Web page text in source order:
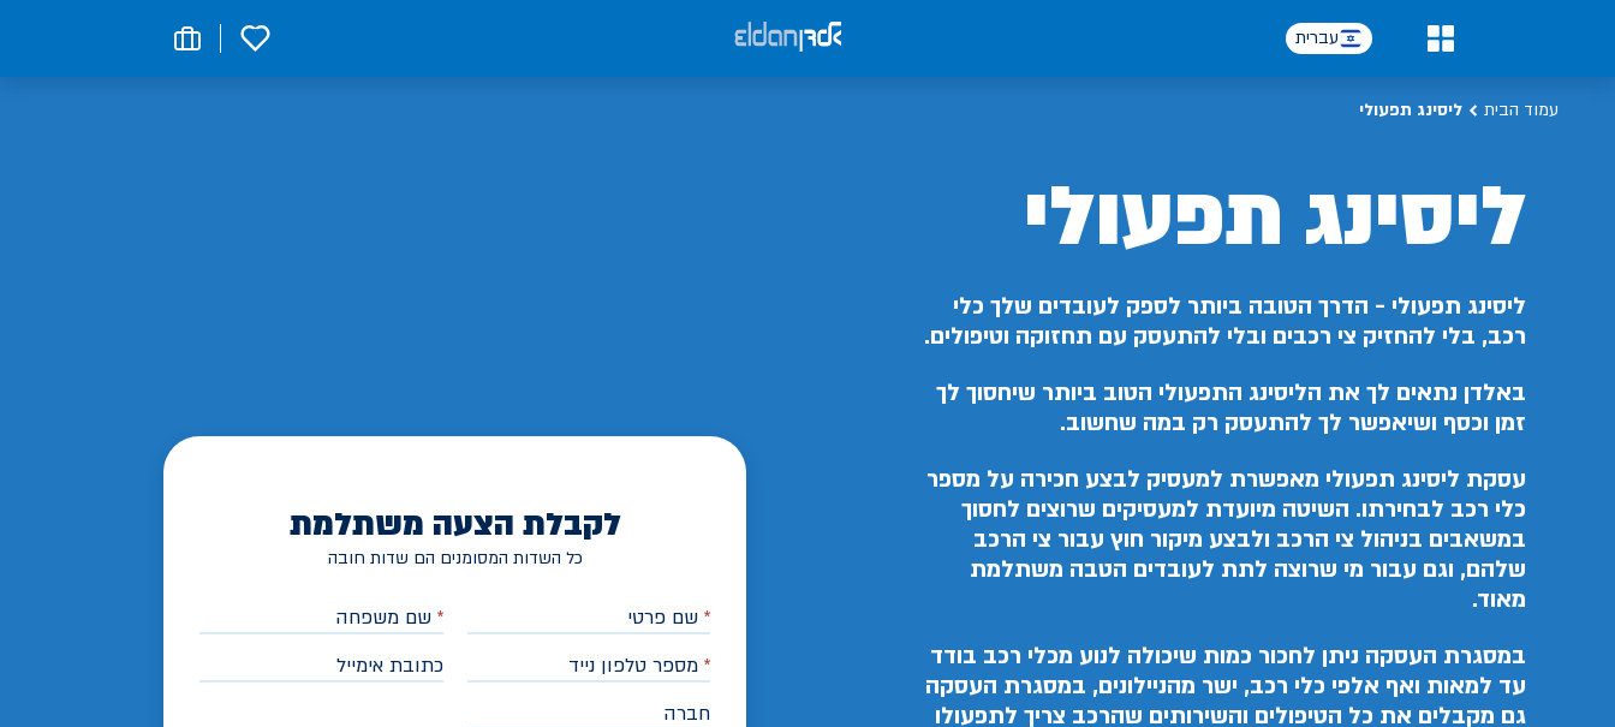
עברית 0
עמוד הבית ליסינג תפעולי
ליסינג תפעולי
ליסינג תפעולי - הדרך הטובה ביותר לספק לעובדים שלך כלי
רכב, בלי להחזיק צי רכבים ובלי להתעסק עם תחזוקה וטיפולים.
באלדן נתאים לך את הליסינג התפעולי הטוב ביותר שיחסוך לך
זמן וכסף ושיאפשר לך להתעסק רק במה שחשוב.
עסקת ליסינג תפעולי מאפשרת למעסיק לבצע חכירה על מספר
כלי רכב לבחירתו. השיטה מיועדת למעסיקים שרוצים לחסוך
במשאבים בניהול צי הרכב ולבצע מיקור חוץ עבור צי הרכב
שלהם, וגם עבור מי שרוצה לתת לעובדים הטבה משתלמת
מאוד.
במסגרת העסקה ניתן לחכור כמות שיכולה לנוע מכלי רכב בודד
עד למאות ואף אלפי כלי רכב, ישר מהניילונים, במסגרת העסקה
גם מקבלים את כל הטיפולים והשירותים שהרכב צריך לתפעולו
לקבלת הצעה משתלמת
כל השדות המסומנים הם שדות חובה
שם פרטי * שם משפחה *
מספר טלפון נייד *
כתובת אימייל
חברה